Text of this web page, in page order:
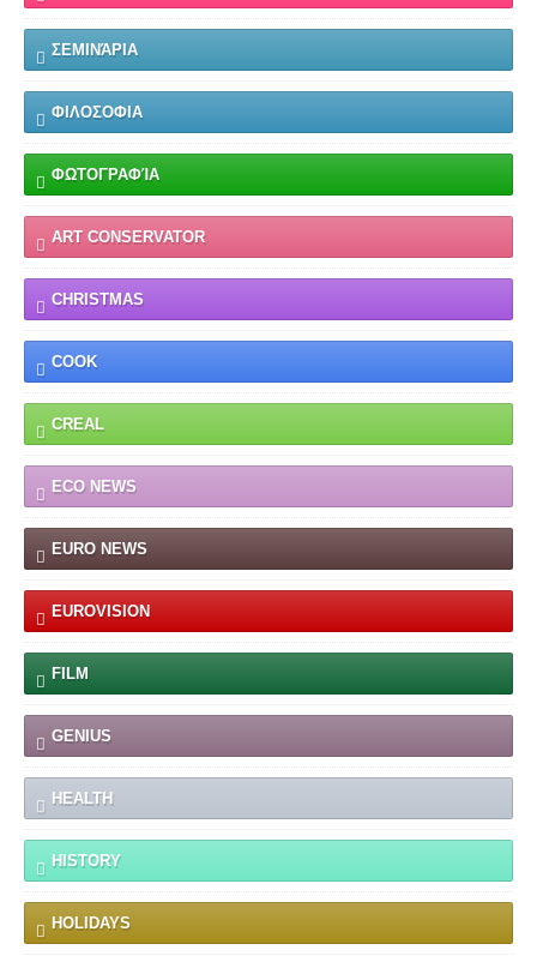
ΣΕΜΙΝΆΡΙΑ
ΦΙΛΟΣΟΦΙΑ
ΦΩΤΟΓΡΑΦΊΑ
ART CONSERVATOR
CHRISTMAS
COOK
CREAL
ECO NEWS
EURO NEWS
EUROVISION
FILM
GENIUS
HEALTH
HISTORY
HOLIDAYS